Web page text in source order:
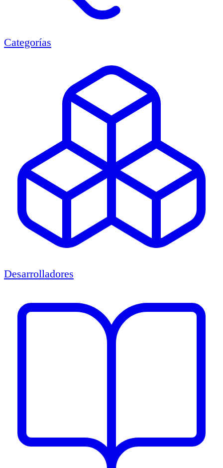
Categorías
Desarrolladores